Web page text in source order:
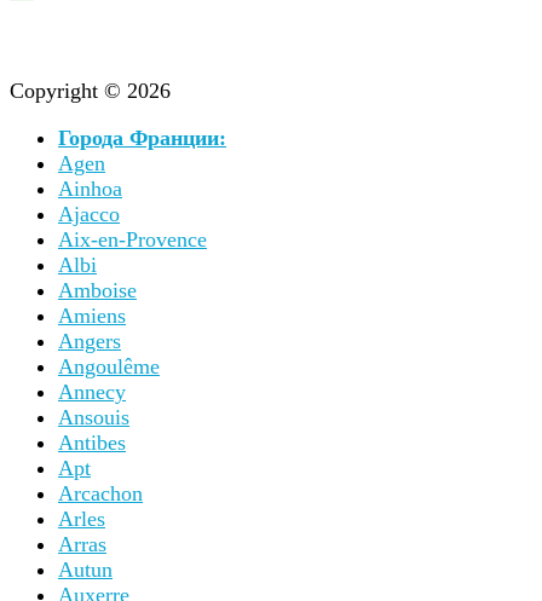
Copyright © 2026
Города Франции:
Agen
Ainhoa
Ajacco
Aix-en-Provence
Albi
Amboise
Amiens
Angers
Angoulême
Annecy
Ansouis
Antibes
Apt
Arcachon
Arles
Arras
Autun
Auxerre